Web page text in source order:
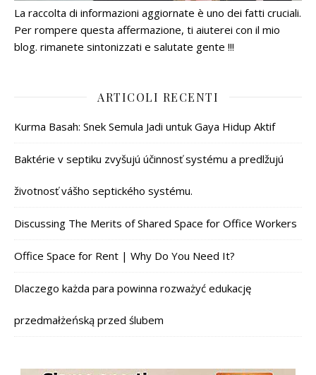
La raccolta di informazioni aggiornate è uno dei fatti cruciali.
Per rompere questa affermazione, ti aiuterei con il mio
blog. rimanete sintonizzati e salutate gente !!!
ARTICOLI RECENTI
Kurma Basah: Snek Semula Jadi untuk Gaya Hidup Aktif
Baktérie v septiku zvyšujú účinnosť systému a predlžujú
životnosť vášho septického systému.
Discussing The Merits of Shared Space for Office Workers
Office Space for Rent | Why Do You Need It?
Dlaczego każda para powinna rozważyć edukację
przedmałżeńską przed ślubem